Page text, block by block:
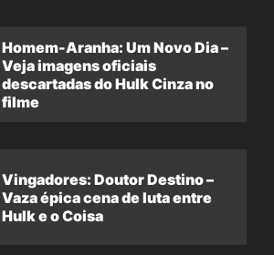
Homem-Aranha: Um Novo Dia –
Veja imagens oficiais
descartadas do Hulk Cinza no
filme
Vingadores: Doutor Destino –
Vaza épica cena de luta entre
Hulk e o Coisa